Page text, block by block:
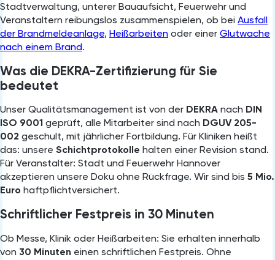
Stadtverwaltung, unterer Bauaufsicht, Feuerwehr und
Veranstaltern reibungslos zusammenspielen, ob bei Ausfall
der Brandmeldeanlage, Heißarbeiten oder einer Glutwache
nach einem Brand.
Was die DEKRA-Zertifizierung für Sie
bedeutet
Unser Qualitätsmanagement ist von der DEKRA nach DIN
ISO 9001 geprüft, alle Mitarbeiter sind nach DGUV 205-
002 geschult, mit jährlicher Fortbildung. Für Kliniken heißt
das: unsere Schichtprotokolle halten einer Revision stand.
Für Veranstalter: Stadt und Feuerwehr Hannover
akzeptieren unsere Doku ohne Rückfrage. Wir sind bis 5 Mio.
Euro haftpflichtversichert.
Schriftlicher Festpreis in 30 Minuten
Ob Messe, Klinik oder Heißarbeiten: Sie erhalten innerhalb
von 30 Minuten einen schriftlichen Festpreis. Ohne